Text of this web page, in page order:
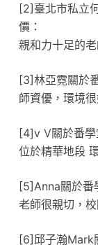
[2]臺北市私立
價：
親和力十足的
[3]林亞霓關於
師資優，環境
[4]v V關於番學
位於精華地段
[5]Anna關於番
老師很親切，
[6]邱子瀚Mark